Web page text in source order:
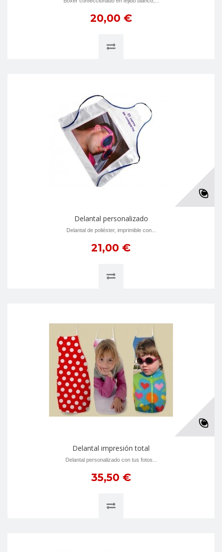
20,00 €
Delantal personalizado
Delantal de poliéster, imprimible con...
21,00 €
Delantal impresión total
Delantal personalizado con tus fotos...
35,50 €